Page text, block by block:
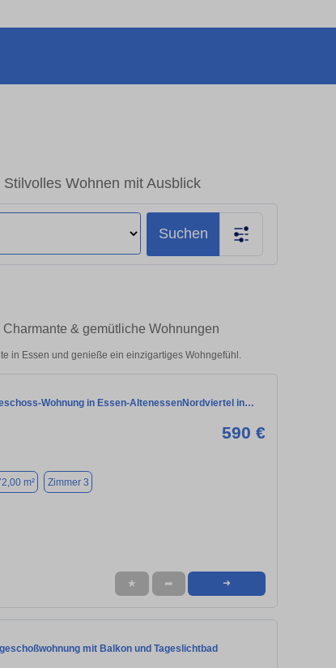
Wohnen mit Ausblick
Suchen
& gemütliche Wohnungen
in Essen und genieße ein einzigartiges Wohngefühl.
Wohnung in Essen-AltenessenNordviertel in…
590 €
m² Zimmer 3
★ ➦ ➜
mit Balkon und Tageslichtbad